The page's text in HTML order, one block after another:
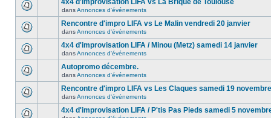
4x4 d'improvisation LIFA vs La Brique de Toulouse
dansAnnonces d'événements
Rencontre d'impro LIFA vs Le Malin vendredi 20 janvier
dansAnnonces d'événements
4x4 d'improvisation LIFA / Minou (Metz) samedi 14 janvier
dansAnnonces d'événements
Autopromo décembre.
dansAnnonces d'événements
Rencontre d'impro LIFA vs Les Claques samedi 19 novembre
dansAnnonces d'événements
4x4 d'improvisation LIFA / P'tis Pas Pieds samedi 5